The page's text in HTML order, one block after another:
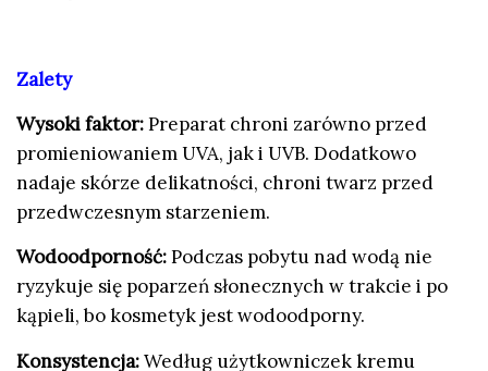
Zalety
Wysoki faktor:Preparat chroni zarówno przed
promieniowaniem UVA, jak i UVB. Dodatkowo
nadaje skórze delikatności, chroni twarz przed
przedwczesnym starzeniem.
Wodoodporność:Podczas pobytu nad wodą nie
ryzykuje się poparzeń słonecznych w trakcie i po
kąpieli, bo kosmetyk jest wodoodporny.
Konsystencja:Według użytkowniczek kremu